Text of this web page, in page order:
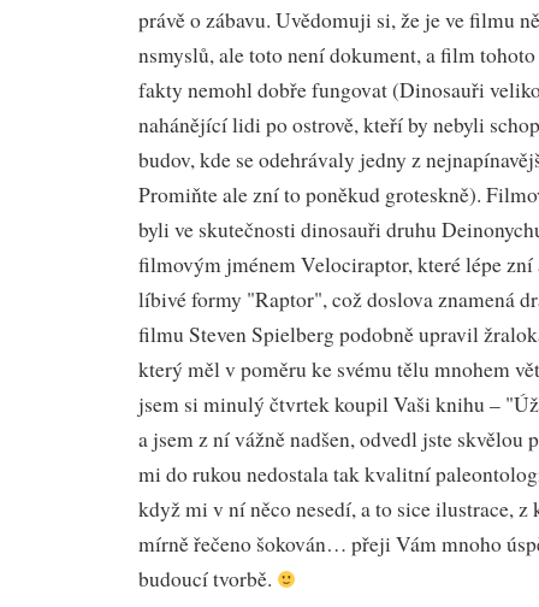
právě o zábavu. Uvědomuji si, že je ve filmu
nsmyslů, ale toto není dokument, a film
fakty nemohl dobře fungovat (Dinosauři
nahánějící lidi po ostrově, kteří by nebyli
budov, kde se odehrávaly jedny z
Promiňte ale zní to poněkud groteskně).
byli ve skutečnosti dinosauři druhu
filmovým jménem Velociraptor, které lépe zní
líbivé formy "Raptor", což doslova znamená
filmu Steven Spielberg podobně upravil
který měl v poměru ke svému tělu mnohem
jsem si minulý čtvrtek koupil Vaši knihu –
a jsem z ní vážně nadšen, odvedl jste skvělou
mi do rukou nedostala tak kvalitní
když mi v ní něco nesedí, a to sice ilustrace, z
mírně řečeno šokován… přeji Vám mnoho
budoucí tvorbě.